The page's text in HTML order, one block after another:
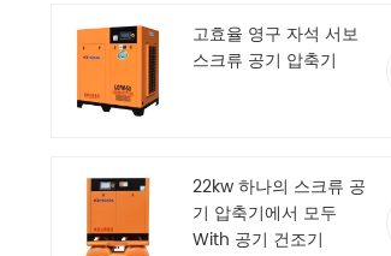
고효율 영구 자석 서보
스크류 공기 압축기
22kw 하나의 스크류 공
기 압축기에서 모두
With 공기 건조기